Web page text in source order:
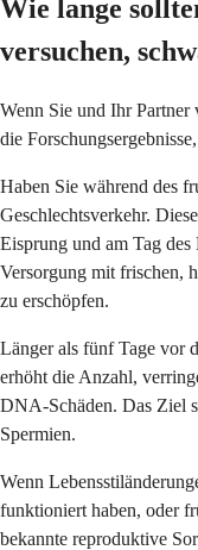
Wie lange
versuchen,
Wenn Sie und Ihr Partner
die
Haben Sie während des
Geschlechtsverkehr.
Eisprung und am Tag
Versorgung mit frischen,
zu erschöpfen.
Länger als fünf Tage vor
erhöht die Anzahl,
DNA-Schäden. Das Ziel
Spermien.
Wenn
funktioniert haben, oder
bekannte reproduktive